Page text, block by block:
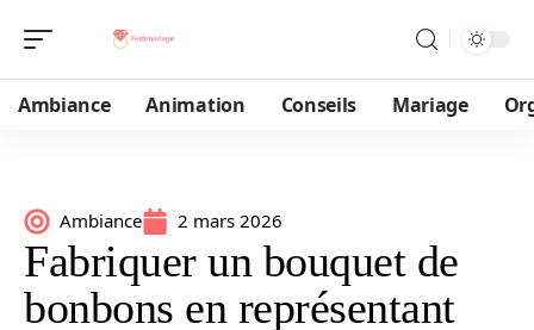
Ambiance Animation Conseils Mariage
Ambiance 2 mars 2026
Fabriquer un bouquet de
bonbons en représentant